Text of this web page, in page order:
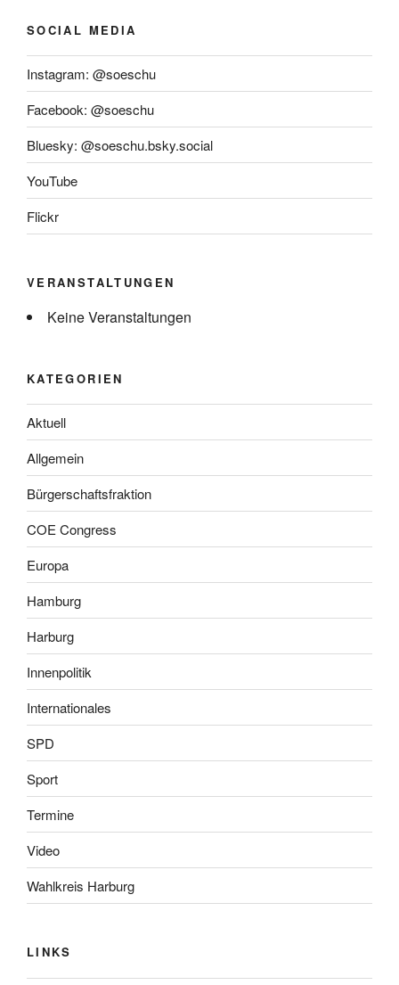
SOCIAL MEDIA
Instagram: @soeschu
Facebook: @soeschu
Bluesky: @soeschu.bsky.social
YouTube
Flickr
VERANSTALTUNGEN
Keine Veranstaltungen
KATEGORIEN
Aktuell
Allgemein
Bürgerschaftsfraktion
COE Congress
Europa
Hamburg
Harburg
Innenpolitik
Internationales
SPD
Sport
Termine
Video
Wahlkreis Harburg
LINKS